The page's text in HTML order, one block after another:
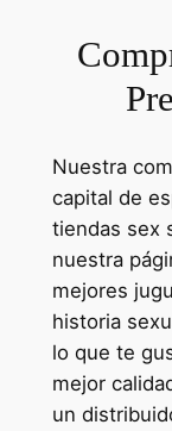
Nuestra
capital de
tiendas sex
nuestra
mejores
historia
lo que te
mejor
un